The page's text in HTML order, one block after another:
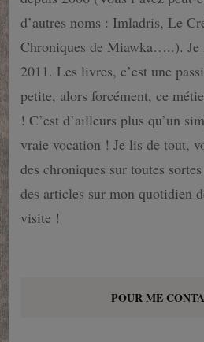
d’autres noms : Imladris, Le
Chroniques de Miawka…..). Je
2011. Les livres, c’est une
petite, alors forcément, ce
! C’est d’ailleurs plus qu’un
vraie vocation ! Je lis de tout,
des chroniques sur toutes
des articles sur mon quotidien
visite !
POUR ME